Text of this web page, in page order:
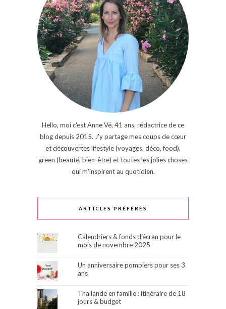
Hello, moi c'est Anne Vé, 41 ans, rédactrice de ce
blog depuis 2015. J'y partage mes coups de cœur
et découvertes lifestyle (voyages, déco, food),
green (beauté, bien-être) et toutes les jolies choses
qui m'inspirent au quotidien.
ARTICLES PRÉFÉRÉS
Calendriers & fonds d'écran pour le
mois de novembre 2025
Un anniversaire pompiers pour ses 3
ans
Thaïlande en famille : itinéraire de 18
jours & budget